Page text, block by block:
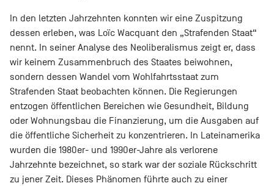
In den letzten Jahrzehnten konnten wir eine Zuspitzung
dessen erleben, was Loïc Wacquant den „Strafenden Staat“
nennt. In seiner Analyse des Neoliberalismus zeigt er, dass
wir keinem Zusammenbruch des Staates beiwohnen,
sondern dessen Wandel vom Wohlfahrtsstaat zum
Strafenden Staat beobachten können. Die Regierungen
entzogen öffentlichen Bereichen wie Gesundheit, Bildung
oder Wohnungsbau die Finanzierung, um die Ausgaben auf
die öffentliche Sicherheit zu konzentrieren. In Lateinamerika
wurden die 1980er- und 1990er-Jahre als verlorene
Jahrzehnte bezeichnet, so stark war der soziale Rückschritt
zu jener Zeit. Dieses Phänomen führte auch zu einer